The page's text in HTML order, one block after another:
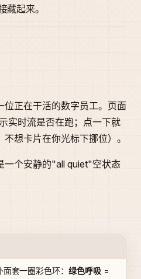
藏起来。
位正在干活的数字员工。页面
实时流是否在跑；点一下就
想卡片在你光标下挪位）。
一个安静的"all quiet"空状态
套一圈彩色环：绿色呼吸 =